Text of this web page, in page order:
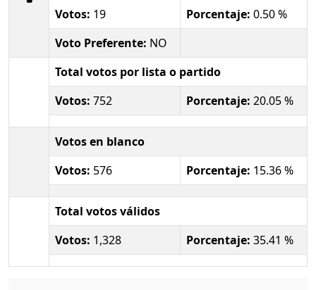
Votos: 19 Porcentaje: 0.50 %
Voto Preferente: NO
Total votos por lista o partido
Votos: 752 Porcentaje: 20.05 %
Votos en blanco
Votos: 576 Porcentaje: 15.36 %
Total votos válidos
Votos: 1,328 Porcentaje: 35.41 %